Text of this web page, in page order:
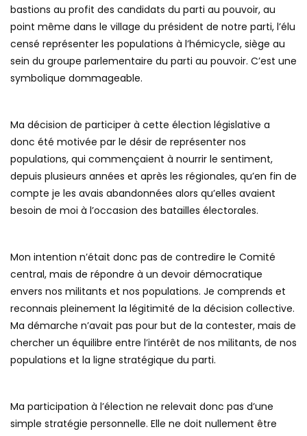
bastions au profit des candidats du parti au pouvoir, au
point même dans le village du président de notre parti, l’élu
censé représenter les populations à l’hémicycle, siège au
sein du groupe parlementaire du parti au pouvoir. C’est une
symbolique dommageable.
Ma décision de participer à cette élection législative a
donc été motivée par le désir de représenter nos
populations, qui commençaient à nourrir le sentiment,
depuis plusieurs années et après les régionales, qu’en fin de
compte je les avais abandonnées alors qu’elles avaient
besoin de moi à l’occasion des batailles électorales.
Mon intention n’était donc pas de contredire le Comité
central, mais de répondre à un devoir démocratique
envers nos militants et nos populations. Je comprends et
reconnais pleinement la légitimité de la décision collective.
Ma démarche n’avait pas pour but de la contester, mais de
chercher un équilibre entre l’intérêt de nos militants, de nos
populations et la ligne stratégique du parti.
Ma participation à l’élection ne relevait donc pas d’une
simple stratégie personnelle. Elle ne doit nullement être